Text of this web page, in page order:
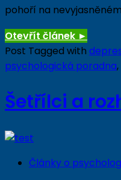
pohoří na
Otevřít článek ►
Post Tagged with
psychologická poradna,
Šetřílci a
Články o